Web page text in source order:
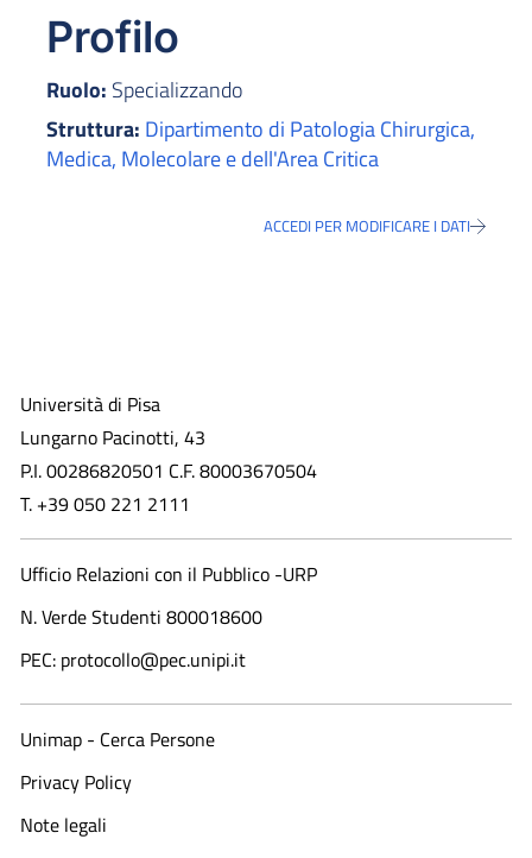
Profilo
Ruolo: Specializzando
Struttura: Dipartimento di Patologia Chirurgica,
Medica, Molecolare e dell'Area Critica
ACCEDI PER MODIFICARE I DATI
Università di Pisa
Lungarno Pacinotti, 43
P.I. 00286820501 C.F. 80003670504
T. +39 050 221 2111
Ufficio Relazioni con il Pubblico -URP
N. Verde Studenti 800018600​
PEC: protocollo@pec.unipi.it
Unimap - Cerca Persone
Privacy Policy
Note legali